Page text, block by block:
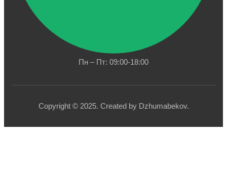
Пн – Пт: 09:00-18:00
Copyright © 2025. Created by Dzhumabekov.